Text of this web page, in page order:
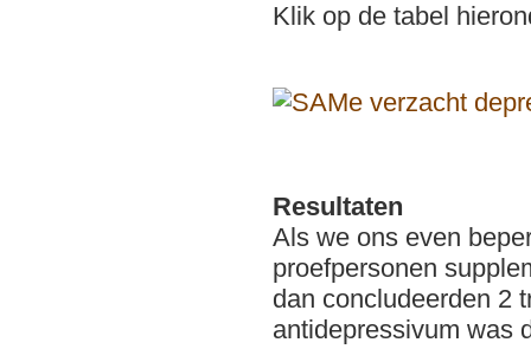
Klik op de tabel
Resultaten
Als we ons even
proefpersonen
dan concludeerden 2
antidepressivum was